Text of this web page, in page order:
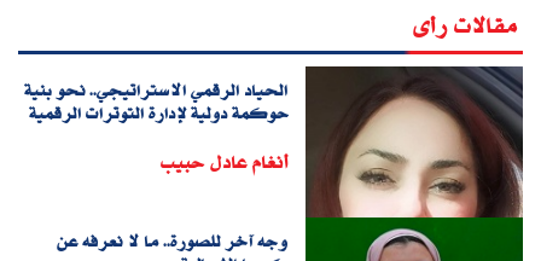
مقالات رأى
الحياد الرقمي الاستراتيجي.. نحو بنية
حوكمة دولية لإدارة التوترات الرقمية
أنغام عادل حبيب
وجه آخر للصورة.. ما لا نعرفه عن